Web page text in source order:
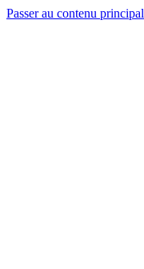
Passer au contenu principal